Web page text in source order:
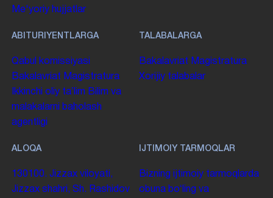
Me'yoriy hujjatlar
ABITURIYENTLARGA
Qabul komissiyasi
Bakalavriat Magistratura
Ikkinchi oliy taʼlim Bilim va
malakalarni baholash
agentligi
TALABALARGA
Bakalavriat Magistratura
Xorijiy talabalar
ALOQA
130100. Jizzax viloyati,
Jizzax shahri, Sh. Rashidov
IJTIMOIY TARMOQLAR
Bizning ijtimoiy tarmoqlarda
obuna boʻling va